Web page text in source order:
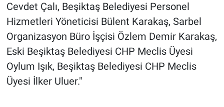
Cevdet Çalı, Beşiktaş Belediyesi Personel
Hizmetleri Yöneticisi Bülent Karakaş, Sarbel
Organizasyon Büro İşçisi Özlem Demir Karakaş,
Eski Beşiktaş Belediyesi CHP Meclis Üyesi
Oylum Işık, Beşiktaş Belediyesi CHP Meclis
Üyesi İlker Uluer."